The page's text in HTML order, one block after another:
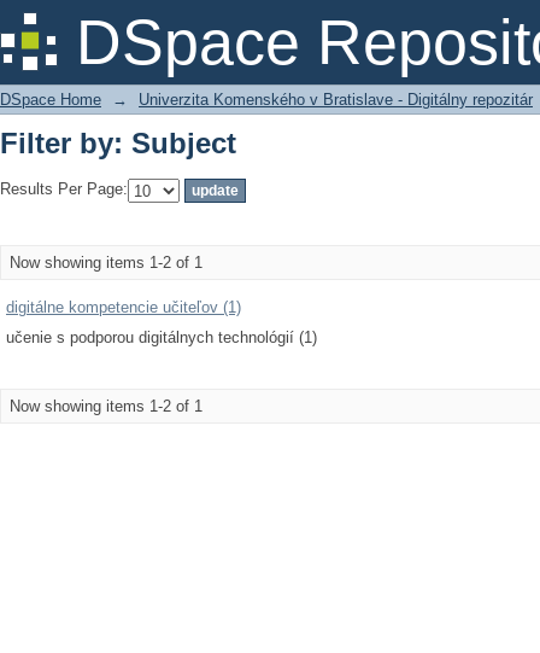
DSpace
Filter by: Subject
DSpace Home → Univerzita Komenského v Bratislave - Digitálny repozitár
Filter by: Subject
Results Per Page:
Now showing items 1-2 of 1
digitálne kompetencie učiteľov (1)
učenie s podporou digitálnych technológií (1)
Now showing items 1-2 of 1